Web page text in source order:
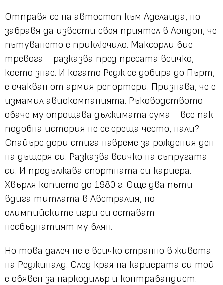
Отправя се на автостоп към Аделаида, но
забравя да извести своя приятел в Лондон, че
пътуването е приключило. Максорли бие
тревога - разказва пред пресата всичко,
което знае. И когато Редж се добира до Пърт,
е очакван от армия репортери. Признава, че е
измамил авиокомпанията. Ръководството
обаче му опрощава дължимата сума - все пак
подобна история не се среща често, нали?
Спайърс дори стига навреме за рождения ден
на дъщеря си. Разказва всичко на съпругата
си. И продължава спортната си кариера.
Хвърля копието до 1980 г. Още два пъти
вдига титлата в Австралия, но
олимпийските игри си остават
несбъднатият му блян.
Но това далеч не е всичко странно в живота
на Реджиналд. След края на кариерата си той
е обявен за наркодилър и контрабандист.